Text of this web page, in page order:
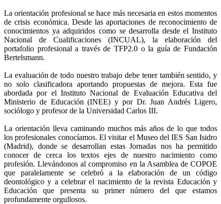
La orientación profesional se hace más necesaria en estos momentos
de crisis económica. Desde las aportaciones de reconocimiento de
conocimientos ya adquiridos como se desarrolla desde el Instituto
Nacional de Cualificaciones (INCUAL), la elaboración del
portafolio profesional a través de TFP2.0 o la guía de Fundación
Bertelsmann.
La evaluación de todo nuestro trabajo debe tener también sentido, y
no solo clasificadora aportando propuestas de mejora. Esta fue
abordada por el Instituto Nacional de Evaluación Educativa del
Ministerio de Educación (INEE) y por Dr. Juan Andrés Ligero,
sociólogo y profesor de la Universidad Carlos III.
La orientación lleva caminando muchos más años de lo que todos
los profesionales conocíamos. El visitar el Museo del IES San Isidro
(Madrid), donde se desarrollan estas Jornadas nos ha permitido
conocer de cerca los textos ejes de nuestro nacimiento como
profesión. Llevándonos al compromiso en la Asamblea de COPOE
que paralelamente se celebró a la elaboración de un código
deontológico y a celebrar el nacimiento de la revista Educación y
Educación que presenta su primer número del que estamos
profundamente orgullosos.